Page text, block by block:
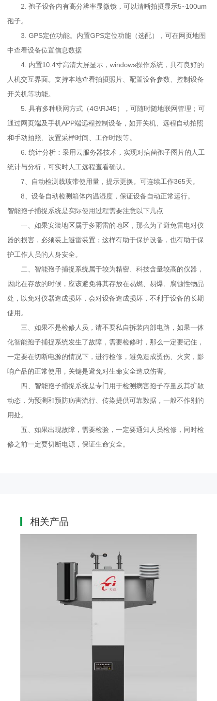
证设备自动正常运行。智能孢子捕捉系统是实际使用过程
需要注意以下几点一、如果安装地区属于多雨雷的地
区，那么为了避免雷电对仪器的损害，必须装上避雷
装置；这样有助于保护设备，也有助于保护工作人员
的人身安全。二、智能孢子捕捉系统属于较为精
密、科技含量较高的仪器，因此在存放的时
候，应该避免将其存放在易燃、易爆、腐蚀
性物品处，以免对仪器造成损坏，会对设备造成
损坏，不利于设备的长期使用。三、如果不是
检修人员，请不要私自拆装内部电路，如果一体化
智能孢子捕捉系统发生了故障，需要检修时，
那么一定要记住，一定要在切断电源的情况下，进行
检修，避免造成烫伤、火灾，影响产品的正
常使用，关键是避免对生命安全造成伤害。
四、智能孢子捕捉系统是专门用于检测病害孢子存量及其
扩散动态，为预测和预防病害流行、传染提供可靠
数据，一般不作别的用处。五、如果出现
故障，需要检验，一定要通知人员检修，同
时检修之前一定要切断电源，保证生命安全。
2. 孢子设备内有高分辨率显微镜，可以清晰拍摄显示5~100um
孢子。
3. GPS定位功能。内置GPS定位功能（选配），可在网页地图
中查看设备位置信息数据
4. 内置10.4寸高清大屏显示， windows操作系统，具有良好的
人机交互界面。支持本地查看拍摄照片、配置设备参数、控制设备
开关机等功能。
5. 具有多种联网方式（4G\RJ45），可随时随地联网管理；可
通过网页端及手机APP端远程控制设备，如开关机、远程自动拍照
和手动拍照、设置采样时间、工作时段等。
6. 统计分析：采用云服务器技术，实现对病菌孢子图片的人工
统计与分析，可实时人工远程查看确认。
7 、自动检测载玻带使用量，提示更换。可连续工作365天。
8 、设备自动检测箱体内温湿度，保证设备自动正常运行。
智能孢子捕捉系统是实际使用过程需要注意以下几点
一、如果安装地区属于多雨雷的地区，那么为了避免雷电对仪
器的损害，必须装上避雷装置；这样有助于保护设备，也有助于保
护工作人员的人身安全。
二、 智能孢子捕捉系统属于较为精密、科技含量较高的仪器，
因此在存放的时候，应该避免将其存放在易燃、易爆、腐蚀性物品
处，以免对仪器造成损坏，会对设备造成损坏，不利于设备的长期
使用。
三、如果不是检修人员，请不要私自拆装内部电路，如果一体
化智能孢子捕捉系统发生了故障，需要检修时，那么一定要记住，
一定要在切断电源的情况下，进行检修，避免造成烫伤、火灾，影
响产品的正常使用，关键是避免对生命安全造成伤害。
四、 智能孢子捕捉系统是专门用于检测病害孢子存量及其扩散
动态，为预测和预防病害流行、传染提供可靠数据，一般不作别的
用处。
五、如果出现故障，需要检验，一定要通知人员检修，同时检
修之前一定要切断电源，保证生命安全。
相关产品